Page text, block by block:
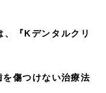
、『Kデンタルクリ
傷つけない治療法